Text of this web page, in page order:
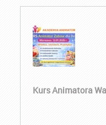
Kurs Animatora